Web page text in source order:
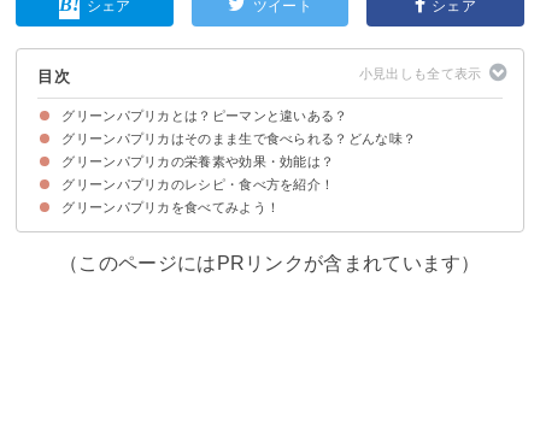
シェア ツイート シェア
目次
グリーンパプリカとは？ピーマンと違いある？
グリーンパプリカは未熟な赤いパプリカ
グリーンパプリカとピーマンの違い
グリーンパプリカはそのまま生で食べられる？どんな味？
グリーンパプリカは緑のまま食べてもOK
グリーンパプリカの味わい
ただしグリーンパプリカは他の色のパプリカに比べて腹痛が起こりやすい
グリーンパプリカの栄養素や効果・効能は？
グリーンパプリカの栄養素・効能
ちなみに栄養価が1番高いのは赤いパプリカ
グリーンパプリカのレシピ・食べ方を紹介！
①4色パプリカとキノコのマリネ
②カラフルパプリカとツナの炒め物
③モロッコ風豆野菜サラダ
④肉詰めグリーンパプリカ
⑤ベーコンとパプリカのパスタ
グリーンパプリカを食べてみよう！
（このページにはPRリンクが含まれています）